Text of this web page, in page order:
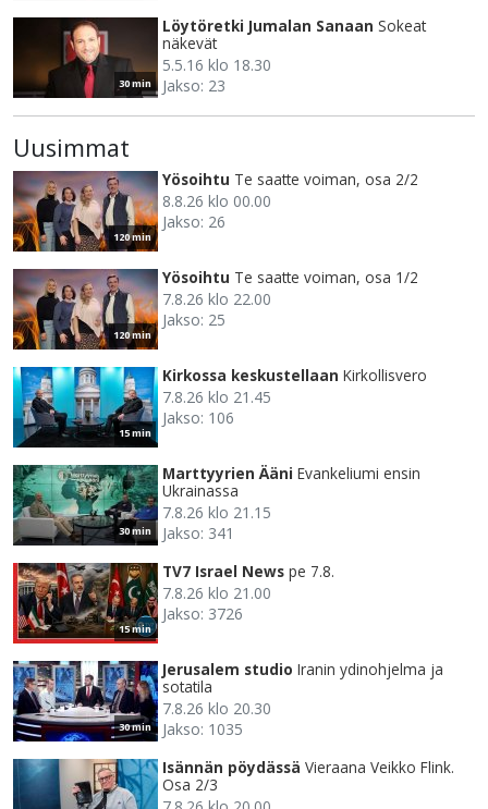
30 min
Löytöretki Jumalan Sanaan Sokeat
näkevät
5.5.16 klo 18.30
Jakso: 23
Uusimmat
120 min
Yösoihtu Te saatte voiman, osa 2/2
8.8.26 klo 00.00
Jakso: 26
120 min
Yösoihtu Te saatte voiman, osa 1/2
7.8.26 klo 22.00
Jakso: 25
15 min
Kirkossa keskustellaan Kirkollisvero
7.8.26 klo 21.45
Jakso: 106
30 min
Marttyyrien Ääni Evankeliumi ensin
Ukrainassa
7.8.26 klo 21.15
Jakso: 341
15 min
TV7 Israel News pe 7.8.
7.8.26 klo 21.00
Jakso: 3726
30 min
Jerusalem studio Iranin ydinohjelma ja
sotatila
7.8.26 klo 20.30
Jakso: 1035
Isännän pöydässä Vieraana Veikko Flink.
Osa 2/3